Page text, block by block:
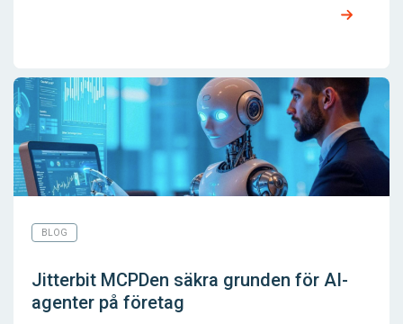
BLOG
Jitterbit MCPDen säkra grunden för AI-
agenter på företag